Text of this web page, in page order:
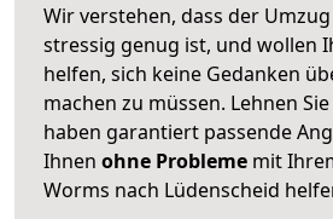
Wir verstehen, dass der
stressig genug ist, und wollen
helfen, sich keine Gedanken
machen zu müssen. Lehnen
haben garantiert passende
Ihnen ohne Probleme mit
Worms nach Lüdenscheid